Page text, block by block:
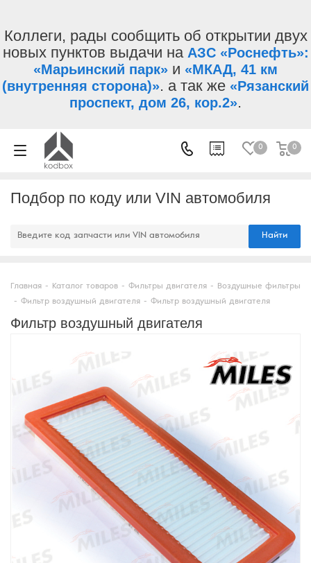
Коллеги, рады сообщить об открытии двух
новых пунктов выдачи на АЗС «Роснефть»:
«Марьинский парк» и «МКАД, 41 км
(внутренняя сторона)». а так же «Рязанский
проспект, дом 26, кор.2».
0 0
Подбор по коду или VIN автомобиля
Найти
Главная - Каталог товаров - Фильтры двигателя -
Воздушные фильтры
- Фильтр воздушный двигателя - Фильтр воздушный двигателя
Фильтр воздушный двигателя